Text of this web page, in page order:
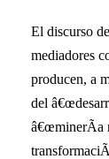
El discurso
mediadores
producen, a
del
â€œminerÃ­a